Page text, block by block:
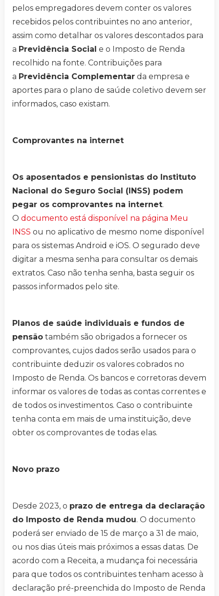
pelos empregadores devem conter os valores
recebidos pelos contribuintes no ano anterior,
assim como detalhar os valores descontados para
a Previdência Social e o Imposto de Renda
recolhido na fonte. Contribuições para
a Previdência Complementar da empresa e
aportes para o plano de saúde coletivo devem ser
informados, caso existam.
Comprovantes na internet
Os aposentados e pensionistas do Instituto
Nacional do Seguro Social (INSS) podem
pegar os comprovantes na internet.
O documento está disponível na página Meu
INSS ou no aplicativo de mesmo nome disponível
para os sistemas Android e iOS. O segurado deve
digitar a mesma senha para consultar os demais
extratos. Caso não tenha senha, basta seguir os
passos informados pelo site.
Planos de saúde individuais e fundos de
pensão também são obrigados a fornecer os
comprovantes, cujos dados serão usados para o
contribuinte deduzir os valores cobrados no
Imposto de Renda. Os bancos e corretoras devem
informar os valores de todas as contas correntes e
de todos os investimentos. Caso o contribuinte
tenha conta em mais de uma instituição, deve
obter os comprovantes de todas elas.
Novo prazo
Desde 2023, o prazo de entrega da declaração
do Imposto de Renda mudou. O documento
poderá ser enviado de 15 de março a 31 de maio,
ou nos dias úteis mais próximos a essas datas. De
acordo com a Receita, a mudança foi necessária
para que todos os contribuintes tenham acesso à
declaração pré-preenchida do Imposto de Renda